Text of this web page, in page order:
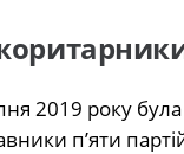
2019 року
п’яти